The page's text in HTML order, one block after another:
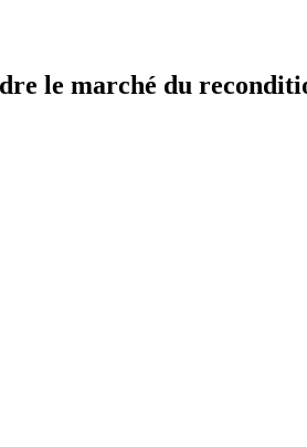
le marché du